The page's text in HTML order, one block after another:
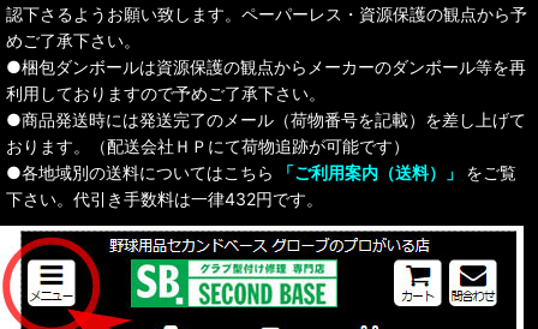
認下さるようお願い致します。ペーパーレス・資源保護の観点から予
めご了承下さい。
●梱包ダンボールは資源保護の観点からメーカーのダンボール等を再
利用しておりますので予めご了承下さい。
●商品発送時には発送完了のメール（荷物番号を記載）を差し上げて
おります。（配送会社ＨＰにて荷物追跡が可能です）
●各地域別の送料についてはこちら
「ご利用案内（送料）」 をご覧
下さい。代引き手数料は一律432円です。